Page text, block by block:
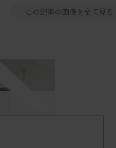
この記事の画像を全て見る